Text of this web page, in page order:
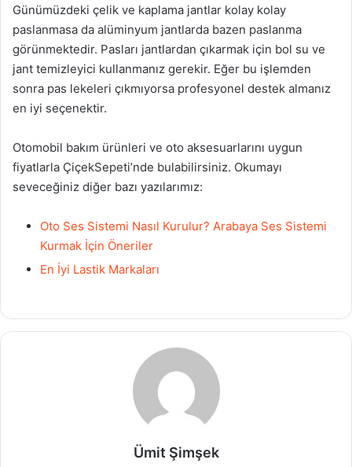
Günümüzdeki çelik ve kaplama jantlar kolay kolay
paslanmasa da alüminyum jantlarda bazen paslanma
görünmektedir. Pasları jantlardan çıkarmak için bol su ve
jant temizleyici kullanmanız gerekir. Eğer bu işlemden
sonra pas lekeleri çıkmıyorsa profesyonel destek almanız
en iyi seçenektir.
Otomobil bakım ürünleri ve oto aksesuarlarını uygun
fiyatlarla ÇiçekSepeti’nde bulabilirsiniz. Okumayı
seveceğiniz diğer bazı yazılarımız:
Oto Ses Sistemi Nasıl Kurulur? Arabaya Ses Sistemi
Kurmak İçin Öneriler
En İyi Lastik Markaları
Ümit Şimşek